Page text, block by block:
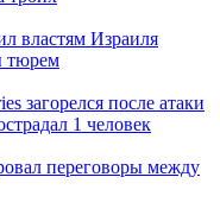
властям Израиля
тюрем
загорелся после атаки
1 человек
переговоры между